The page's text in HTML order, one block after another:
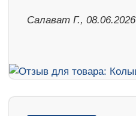
Салават Г., 08.06.2026